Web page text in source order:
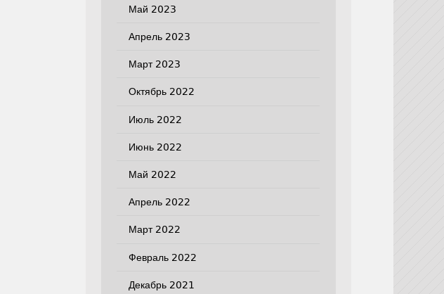
Май 2023
Апрель 2023
Март 2023
Октябрь 2022
Июль 2022
Июнь 2022
Май 2022
Апрель 2022
Март 2022
Февраль 2022
Декабрь 2021